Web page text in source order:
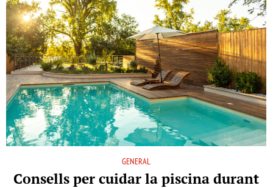
GENERAL
Consells per cuidar la piscina durant